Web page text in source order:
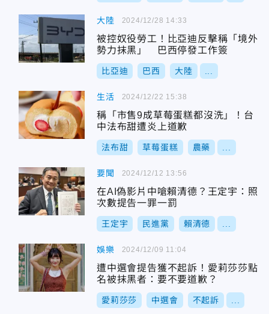
大陸
被控奴役勞工！比亞迪反擊稱「境外
勢力抹黑」 巴西停發工作簽
比亞迪 巴西 大陸
2024/12/28 14:33
生活
稱「市售9成草莓蛋糕都沒洗」！台
中法布甜遭炎上道歉
法布甜 草莓蛋糕 農藥
2024/12/22 15:38
要聞
在AI偽影片中嗆賴清德？王定宇：照
次數提告一罪一罰
王定宇 民進黨 賴清德
2024/12/12 13:56
娛樂
遭中選會提告獲不起訴！愛莉莎莎點
名被抹黑者：要不要道歉？
愛莉莎莎 中選會 不起訴
2024/12/09 11:04